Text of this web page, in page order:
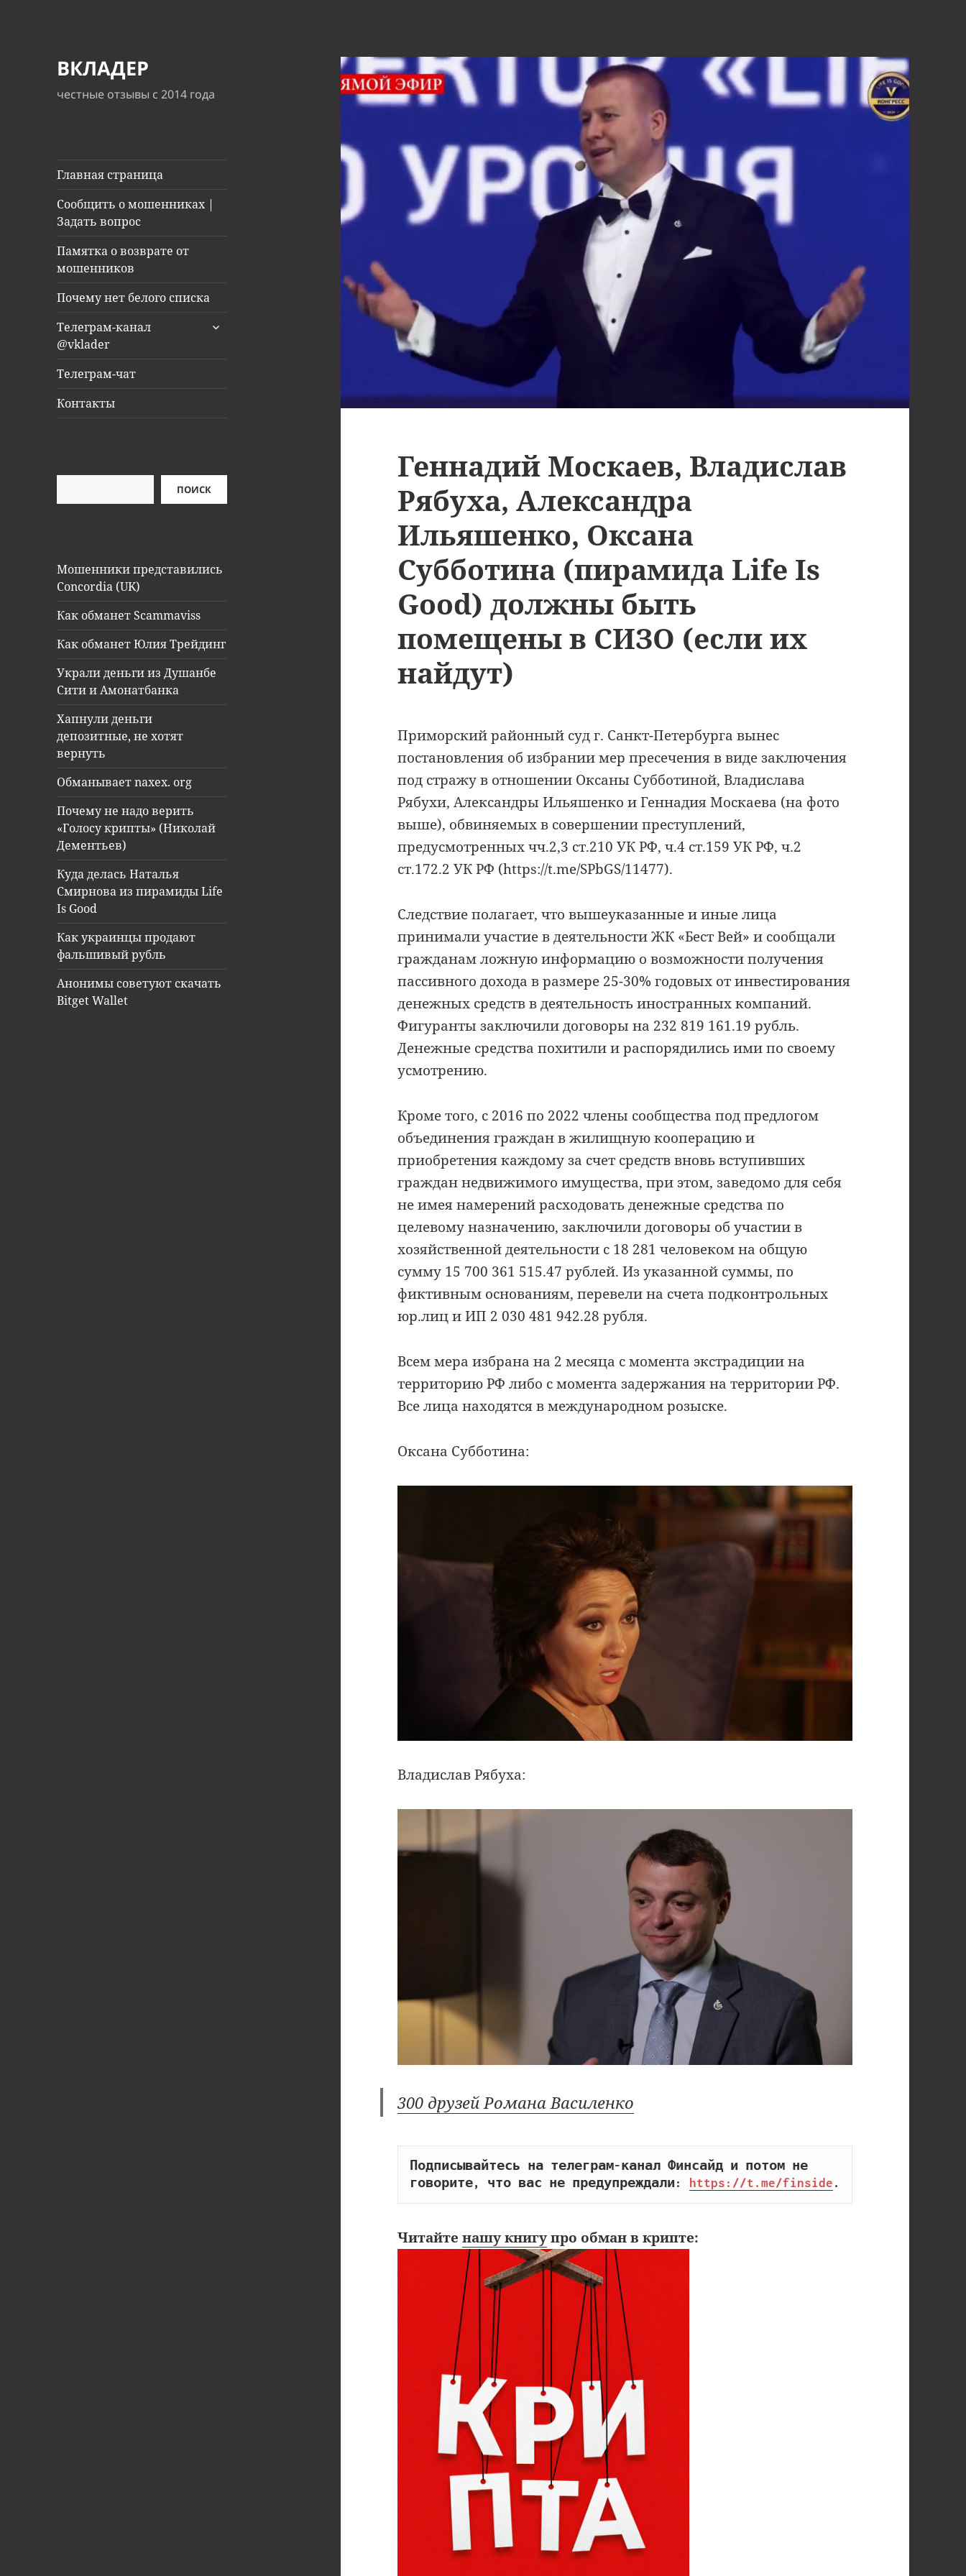
ВКЛАДЕР
честные отзывы с 2014 года
Главная страница
Сообщить о мошенниках |
Задать вопрос
Памятка о возврате от
мошенников
Почему нет белого списка
Телеграм-канал
@vklader
раскрыть
Телеграм-чат
Контакты
ПОИСК
Мошенники представились
Concordia (UK)
Как обманет Scammaviss
Как обманет Юлия Трейдинг
Украли деньги из Душанбе
Сити и Амонатбанка
Хапнули деньги
депозитные, не хотят
вернуть
Обманывает naxex. org
Почему не надо верить
«Голосу крипты» (Николай
Дементьев)
Куда делась Наталья
Смирнова из пирамиды Life
Is Good
Как украинцы продают
фальшивый рубль
Анонимы советуют скачать
Bitget Wallet
Геннадий Москаев, Владислав
Рябуха, Александра
Ильяшенко, Оксана
Субботина (пирамида Life Is
Good) должны быть
помещены в СИЗО (если их
найдут)
Приморский районный суд г. Санкт-Петербурга вынес
постановления об избрании мер пресечения в виде заключения
под стражу в отношении Оксаны Субботиной, Владислава
Рябухи, Александры Ильяшенко и Геннадия Москаева (на фото
выше), обвиняемых в совершении преступлений,
предусмотренных чч.2,3 ст.210 УК РФ, ч.4 ст.159 УК РФ, ч.2
ст.172.2 УК РФ (https://t.me/SPbGS/11477).
Следствие полагает, что вышеуказанные и иные лица
принимали участие в деятельности ЖК «Бест Вей» и сообщали
гражданам ложную информацию о возможности получения
пассивного дохода в размере 25-30% годовых от инвестирования
денежных средств в деятельность иностранных компаний.
Фигуранты заключили договоры на 232 819 161.19 рубль.
Денежные средства похитили и распорядились ими по своему
усмотрению.
Кроме того, с 2016 по 2022 члены сообщества под предлогом
объединения граждан в жилищную кооперацию и
приобретения каждому за счет средств вновь вступивших
граждан недвижимого имущества, при этом, заведомо для себя
не имея намерений расходовать денежные средства по
целевому назначению, заключили договоры об участии в
хозяйственной деятельности с 18 281 человеком на общую
сумму 15 700 361 515.47 рублей. Из указанной суммы, по
фиктивным основаниям, перевели на счета подконтрольных
юр.лиц и ИП 2 030 481 942.28 рубля.
Всем мера избрана на 2 месяца с момента экстрадиции на
территорию РФ либо с момента задержания на территории РФ.
Все лица находятся в международном розыске.
Оксана Субботина:
Владислав Рябуха:
300 друзей Романа Василенко
Подписывайтесь на телеграм-канал Финсайд и потом не
говорите, что вас не предупреждали:
https://t.me/finside .
Читайтенашу книгупро обман в крипте: